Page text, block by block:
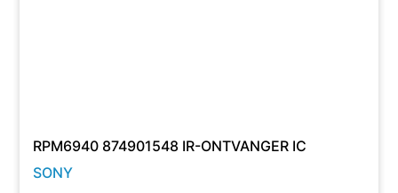
RPM6940 874901548 IR-ONTVANGER IC
SONY